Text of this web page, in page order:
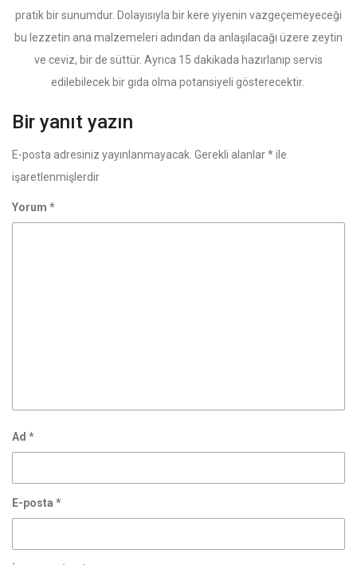
pratik bir sunumdur. Dolayısıyla bir kere yiyenin vazgeçemeyeceği
bu lezzetin ana malzemeleri adından da anlaşılacağı üzere zeytin
ve ceviz, bir de süttür. Ayrıca 15 dakikada hazırlanıp servis
edilebilecek bir gıda olma potansiyeli gösterecektir.
Bir yanıt yazın
E-posta adresiniz yayınlanmayacak. Gerekli alanlar*ile
işaretlenmişlerdir
Yorum *
Ad *
E-posta *